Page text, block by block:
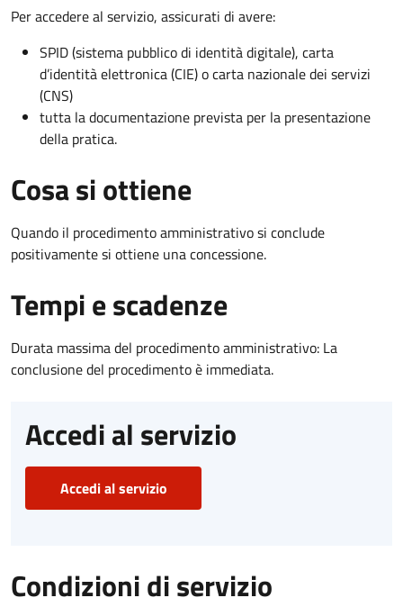
Per accedere al servizio, assicurati di avere:
SPID (sistema pubblico di identità digitale), carta
d’identità elettronica (CIE) o carta nazionale dei servizi
(CNS)
tutta la documentazione prevista per la presentazione
della pratica.
Cosa si ottiene
Quando il procedimento amministrativo si conclude
positivamente si ottiene una concessione.
Tempi e scadenze
Durata massima del procedimento amministrativo: La
conclusione del procedimento è immediata.
Accedi al servizio
Accedi al servizio
Condizioni di servizio